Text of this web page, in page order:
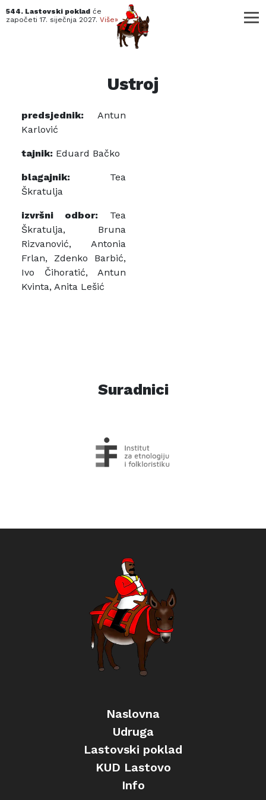
544. Lastovski poklad će
započeti17. siječnja 2027. Više»
Ustroj
predsjednik: Antun
Karlović
tajnik: Eduard Bačko
blagajnik: Tea
Škratulja
izvršni odbor: Tea
Škratulja, Bruna
Rizvanović, Antonia
Frlan, Zdenko Barbić,
Ivo Čihoratić, Antun
Kvinta, Anita Lešić
Suradnici
Naslovna
Udruga
Lastovski poklad
KUD Lastovo
Info